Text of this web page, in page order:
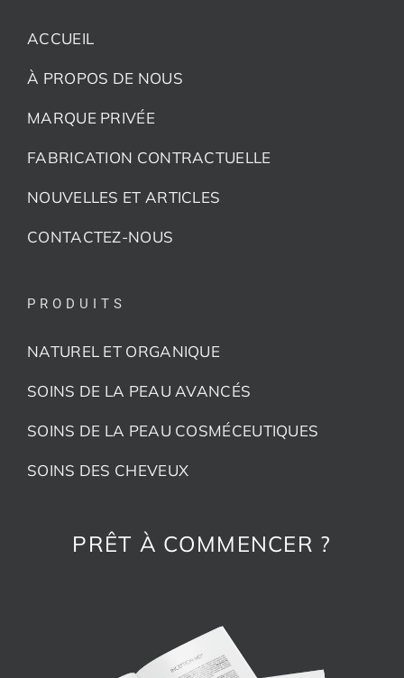
ACCUEIL
À PROPOS DE NOUS
MARQUE PRIVÉE
FABRICATION CONTRACTUELLE
NOUVELLES ET ARTICLES
CONTACTEZ-NOUS
PRODUITS
NATUREL ET ORGANIQUE
SOINS DE LA PEAU AVANCÉS
SOINS DE LA PEAU COSMÉCEUTIQUES
SOINS DES CHEVEUX
PRÊT À COMMENCER ?